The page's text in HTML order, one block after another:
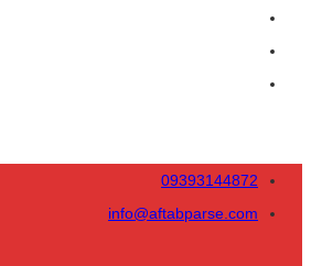
09393144872
info@aftabparse.com